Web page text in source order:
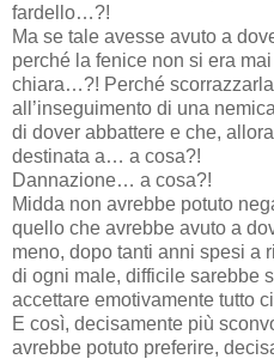
fardello…?!
Ma se tale avesse avuto a
perché la fenice non si era
chiara…?! Perché
all’inseguimento di una
di dover abbattere e che,
destinata a… a cosa?!
Dannazione… a cosa?!
Midda non avrebbe potuto
quello che avrebbe avuto a
meno, dopo tanti anni spesi a
di ogni male, difficile sarebbe
accettare emotivamente tutto
E così, decisamente più
avrebbe potuto preferire,